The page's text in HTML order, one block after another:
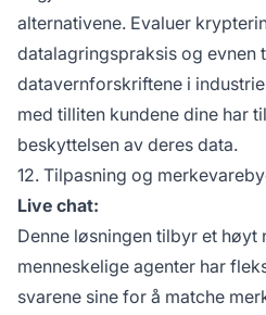
alternativene. Evaluer
datalagringspraksis og evnen
datavernforskriftene i
med tilliten kundene dine har
beskyttelsen av deres data.
12. Tilpasning og
Live chat:
Denne løsningen tilbyr et høyt
menneskelige agenter har
svarene sine for å matche